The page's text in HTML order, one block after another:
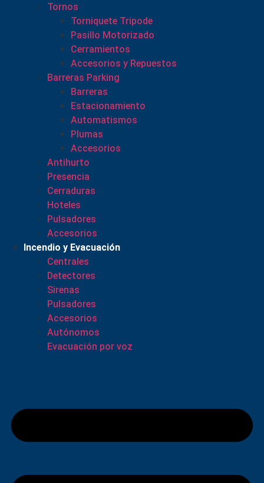
Tornos
Torniquete Tripode
Pasillo Motorizado
Cerramientos
Accesorios y Repuestos
Barreras Parking
Barreras
Estacionamiento
Automatismos
Plumas
Accesorios
Antihurto
Presencia
Cerraduras
Hoteles
Pulsadores
Accesorios
Incendio y Evacuación
Centrales
Detectores
Sirenas
Pulsadores
Accesorios
Autónomos
Evacuación por voz